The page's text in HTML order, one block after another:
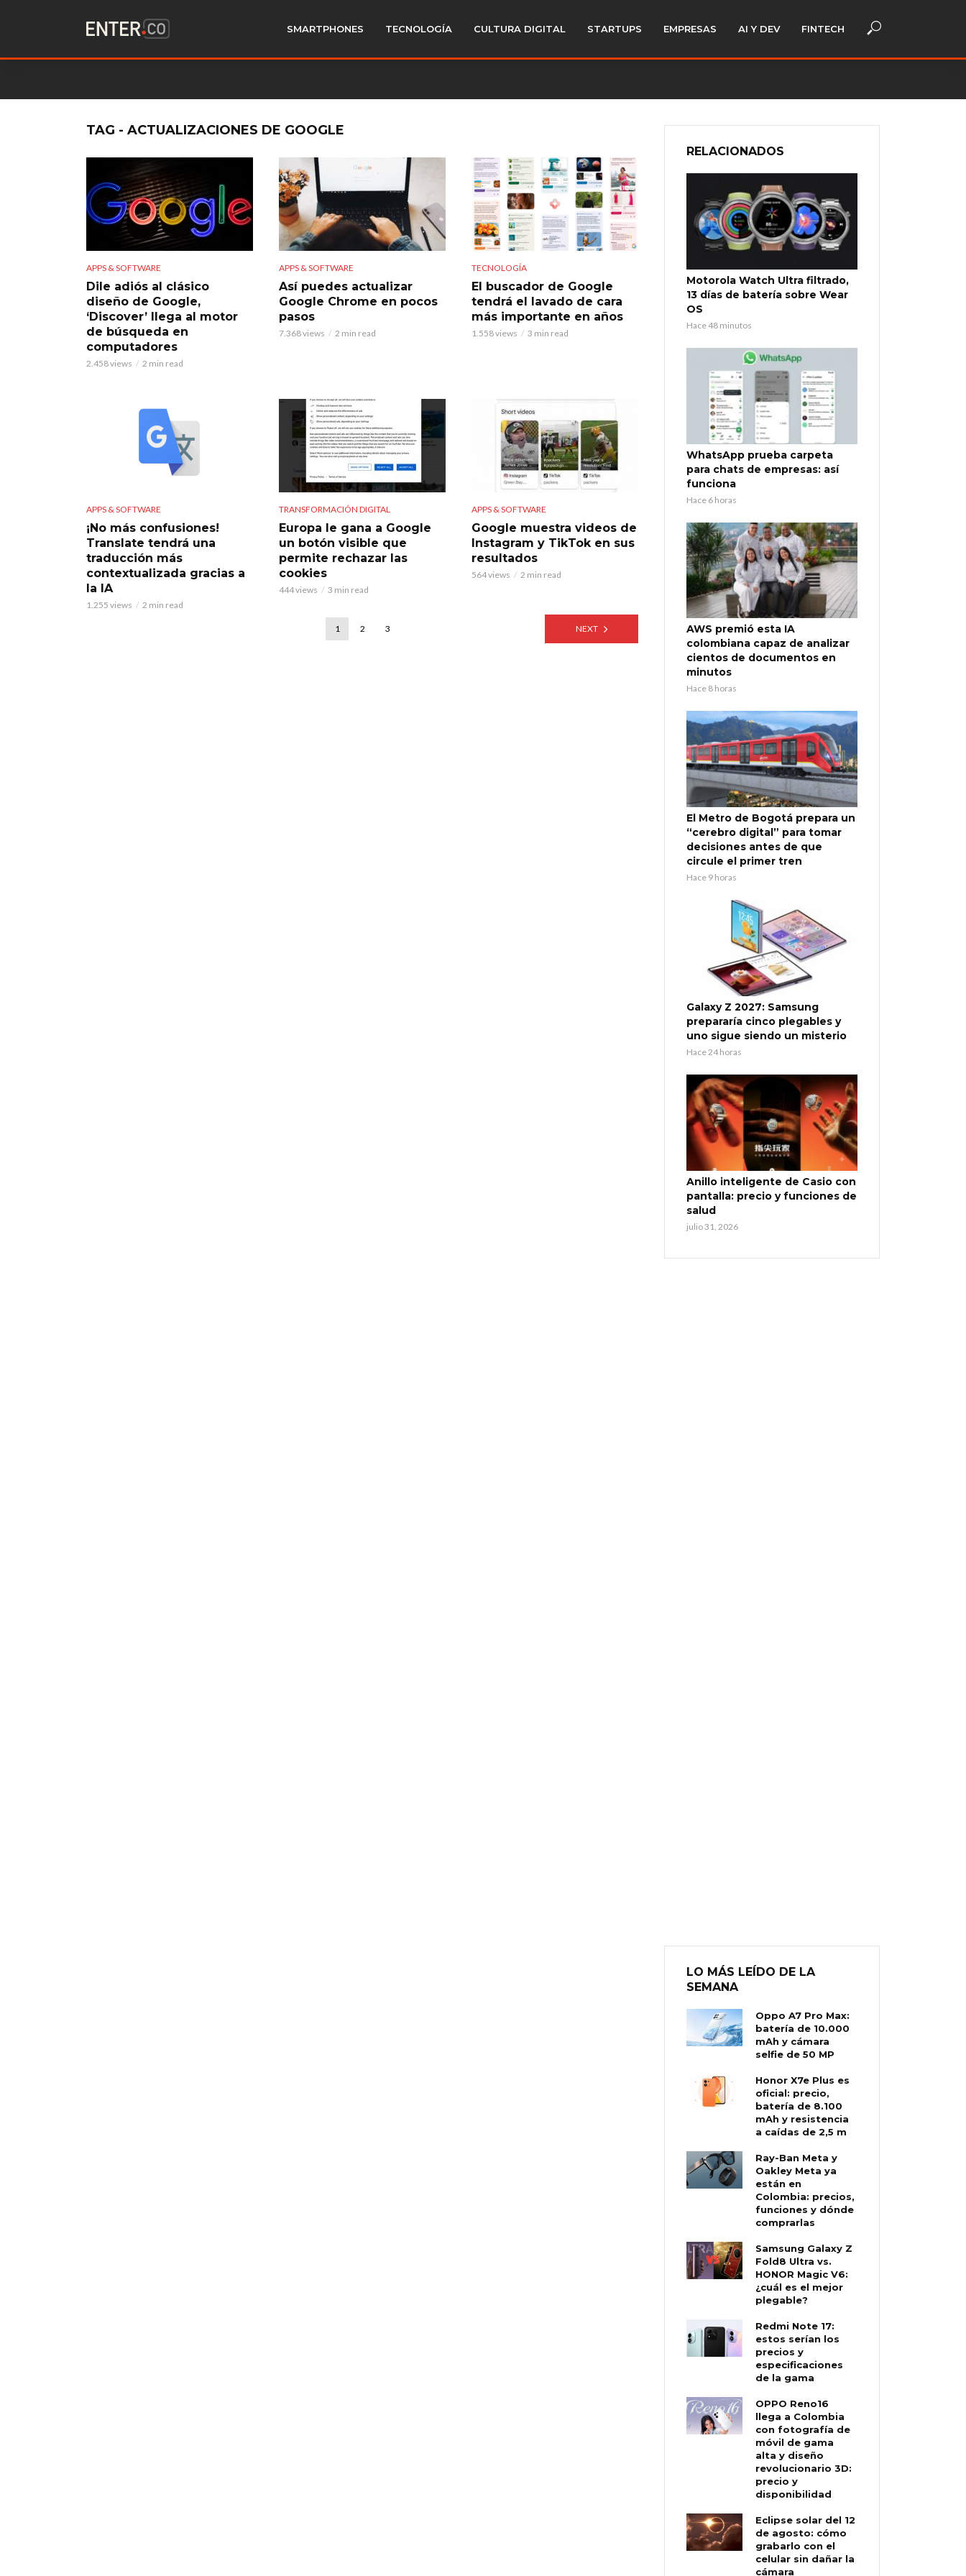
SMARTPHONES TECNOLOGÍA CULTURA DIGITAL STARTUPS EMPRESAS AI Y DEV FINTECH
TAG - ACTUALIZACIONES DE GOOGLE
APPS & SOFTWARE
Dile adiós al clásico
diseño de Google,
‘Discover’ llega al motor
de búsqueda en
computadores
2.458 views 2 min read
APPS & SOFTWARE
Así puedes actualizar
Google Chrome en pocos
pasos
7.368 views 2 min read
TECNOLOGÍA
El buscador de Google
tendrá el lavado de cara
más importante en años
1.558 views 3 min read
APPS & SOFTWARE
¡No más confusiones!
Translate tendrá una
traducción más
contextualizada gracias a
la IA
1.255 views 2 min read
TRANSFORMACIÓN DIGITAL
Europa le gana a Google
un botón visible que
permite rechazar las
cookies
444 views 3 min read
APPS & SOFTWARE
Google muestra videos de
Instagram y TikTok en sus
resultados
564 views 2 min read
1 2 3 NEXT
RELACIONADOS
Motorola Watch Ultra filtrado,
13 días de batería sobre Wear
OS
Hace 48 minutos
WhatsApp prueba carpeta
para chats de empresas: así
funciona
Hace 6 horas
AWS premió esta IA
colombiana capaz de analizar
cientos de documentos en
minutos
Hace 8 horas
El Metro de Bogotá prepara un
“cerebro digital” para tomar
decisiones antes de que
circule el primer tren
Hace 9 horas
Galaxy Z 2027: Samsung
prepararía cinco plegables y
uno sigue siendo un misterio
Hace 24 horas
Anillo inteligente de Casio con
pantalla: precio y funciones de
salud
julio 31, 2026
LO MÁS LEÍDO DE LA
SEMANA
Oppo A7 Pro Max:
batería de 10.000
mAh y cámara
selfie de 50 MP
Honor X7e Plus es
oficial: precio,
batería de 8.100
mAh y resistencia
a caídas de 2,5 m
Ray-Ban Meta y
Oakley Meta ya
están en
Colombia: precios,
funciones y dónde
comprarlas
Samsung Galaxy Z
Fold8 Ultra vs.
HONOR Magic V6:
¿cuál es el mejor
plegable?
Redmi Note 17:
estos serían los
precios y
especificaciones
de la gama
OPPO Reno16
llega a Colombia
con fotografía de
móvil de gama
alta y diseño
revolucionario 3D:
precio y
disponibilidad
Eclipse solar del 12
de agosto: cómo
grabarlo con el
celular sin dañar la
cámara